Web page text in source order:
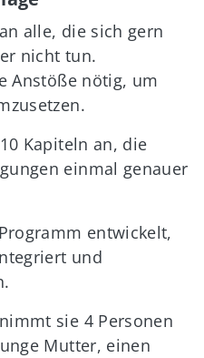
alle, die sich gern
nicht tun.
Anstöße nötig, um
Kapiteln an, die
einmal genauer
entwickelt,
und
sie 4 Personen
Mutter, einen